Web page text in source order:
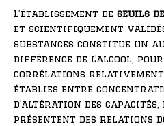
L’établissement de seuils
et scientifiquement
substances constitue un
différence de l’alcool,
corrélations
établies entre
d’altération des
présentent des relations